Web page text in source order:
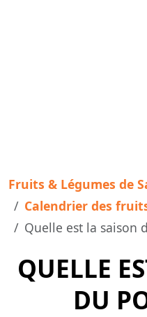
Fruits & Légumes de
Calendrier des
Quelle est la saison
QUELLE
DU